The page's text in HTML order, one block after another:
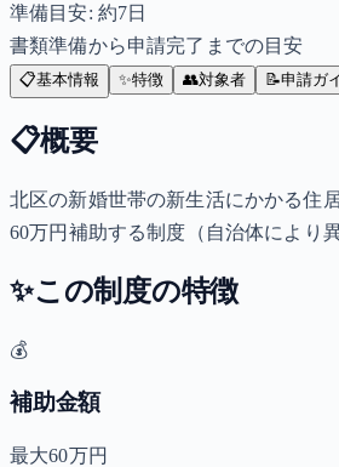
準備目安: 約7日
書類準備から申請完了までの目安
📋基本情報 ✨特徴 👥対象者 📝申請ガ
📋概要
北区の新婚世帯の新生活にかかる住
60万円補助する制度（自治体により
✨この制度の特徴
💰
補助金額
最大60万円